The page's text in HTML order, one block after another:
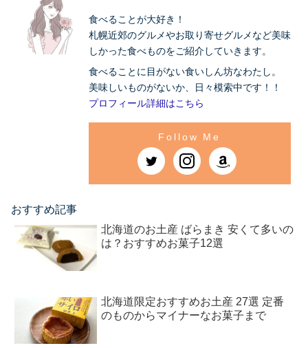
食べることが大好き！
札幌近郊のグルメやお取り寄せグルメなど美味
しかった食べものをご紹介していきます。
食べることに目がない食いしん坊なわたし。
美味しいものがないか、日々模索中です！！
プロフィール詳細はこちら
おすすめ記事
北海道のお土産 ばらまき 安くて多いの
は？おすすめお菓子12選
北海道限定おすすめお土産 27選 定番
のものからマイナーなお菓子まで